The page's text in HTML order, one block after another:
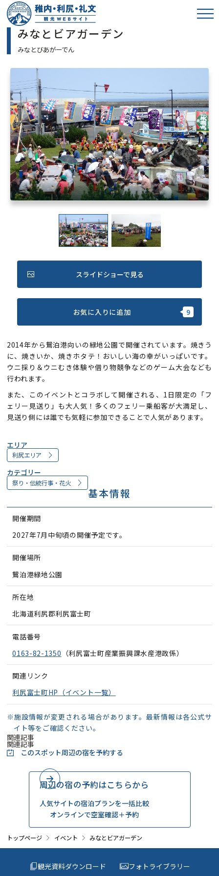
トップページ イベント みなとビアガーデン
みなとビアガーデン
2014年から鴛泊港向いの緑地公園で開催されています。焼きう
に、焼きいか、焼きホタテ！おいしい海の幸がいっぱいです。
ウニ採り＆ウニむき体験や借り物競争などのゲーム大会なども
行われます。
また、このイベントとコラボして開催される、1日限定の「フ
ェリー見送り」も大人気！多くのフェリー乗船客が大満足し、
見送り側には誰でも気軽に参加できることで人気があります。
スライドショーで見る
お気に入りに追加
エリア
利尻エリア
カテゴリー
祭り・伝統行事・花火
基本情報
開催期間
2027年7月中旬頃の開催予定です。
開催場所
鴛泊港緑地公園
所在地
北海道利尻郡利尻富士町
電話番号
0163-82-1350 （利尻富士町産業振興課水産港政係）
関連リンク
利尻富士町HP（イベント一覧）
※施設情報が変更される場合があります。最新情報は各公式サ
イト等をご確認ください。
関連記事
関連記事
このスポット周辺の宿を予約する
周辺の宿の予約はこちらから
人気サイトの宿泊プランを一括比較
オンラインで空室確認＋予約
観光資料ダウンロード フォトライブラリー